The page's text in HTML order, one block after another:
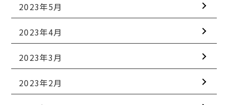
2023年5月
2023年4月
2023年3月
2023年2月